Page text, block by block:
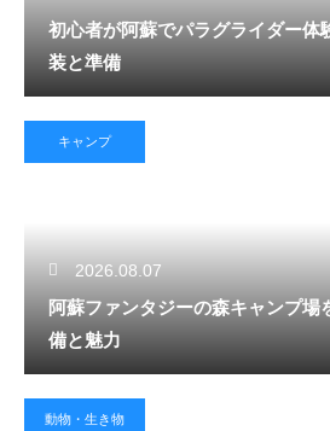
初心者が阿蘇でパラグライダー体
装と準備
キャンプ
2026.08.07
阿蘇ファンタジーの森キャンプ場
備と魅力
動物・生き物